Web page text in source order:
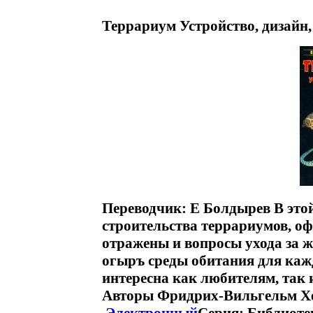
Террариум Устройство,
Переводчик: Е Болдырев В
строительства террариумов,
отражены и вопросы ухода за
огыръ среды обитания для
интересна как любителям, так
Авторы Фридрих-Вильгельм